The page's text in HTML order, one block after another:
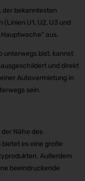
der bekanntesten
U1, U2, U3 und
aus.
unterwegs bist, kannst
und direkt
Autovermietung in
sein.
Nähe des
es eine große
Außerdem
beeindruckende